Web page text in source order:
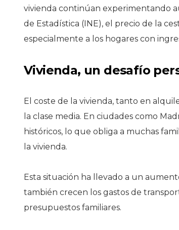
vivienda continúan experimentando
de Estadística (INE), el precio de la
especialmente a los hogares con
Vivienda, un desafío
El coste de la vivienda, tanto en
la clase media. En ciudades como
históricos, lo que obliga a muchas
la vivienda.
Esta situación ha llevado a un
también crecen los gastos de
presupuestos familiares.
millones de
tras sumar
de 500.000
en 2025